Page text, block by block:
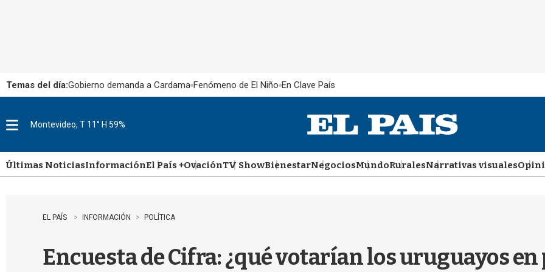
Temas del día:Gobierno demanda a Cardama Fenómeno de El Niño En Clave País
u
Montevideo, T 11° H 59%
Últimas NoticiasInformaciónEl País +OvaciónTV ShowBienestarNegociosMundoRuralesNarrativas visuales
EL PAÍS INFORMACIÓN POLÍTICA
Encuesta de Cifra: ¿qué votarían los uruguayos